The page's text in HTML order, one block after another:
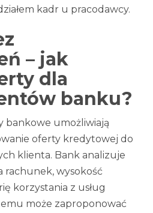
kadr u pracodawcy.
– jak
dla
banku?
bankowe umożliwiają
oferty kredytowej do
klienta. Bank analizuje
rachunek, wysokość
korzystania z usług
może zaproponować